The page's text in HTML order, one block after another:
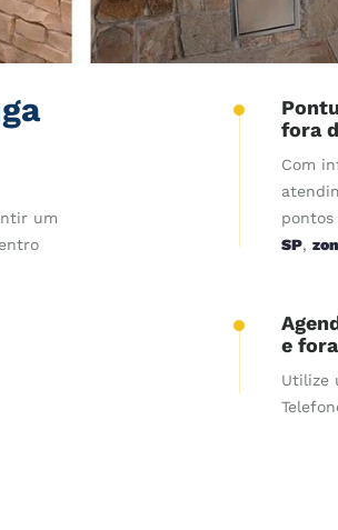
um
fora
Com
pontos
SP,
e
Utilize